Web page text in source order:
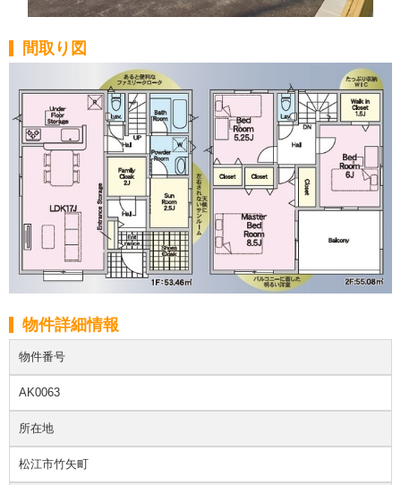
間取り図
物件詳細情報
物件番号
AK0063
所在地
松江市竹矢町